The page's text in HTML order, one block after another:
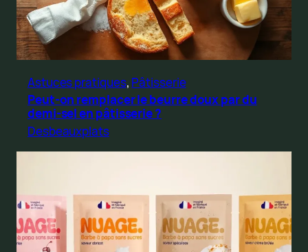
Astuces pratiques, Pâtisserie
Peut-on remplacer le beurre doux par du
demi-sel en pâtisserie ?
Desbeauxplats